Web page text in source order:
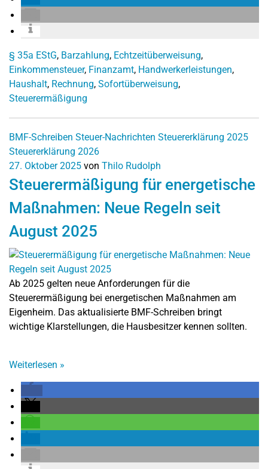
§ 35a EStG, Barzahlung, Echtzeitüberweisung,
Einkommensteuer, Finanzamt, Handwerkerleistungen,
Haushalt, Rechnung, Sofortüberweisung,
Steuerermäßigung
BMF-Schreiben Steuer-Nachrichten Steuererklärung 2025
Steuererklärung 2026
27. Oktober 2025 von Thilo Rudolph
Steuerermäßigung für energetische
Maßnahmen: Neue Regeln seit
August 2025
Ab 2025 gelten neue Anforderungen für die
Steuerermäßigung bei energetischen Maßnahmen am
Eigenheim. Das aktualisierte BMF-Schreiben bringt
wichtige Klarstellungen, die Hausbesitzer kennen sollten.
Weiterlesen »